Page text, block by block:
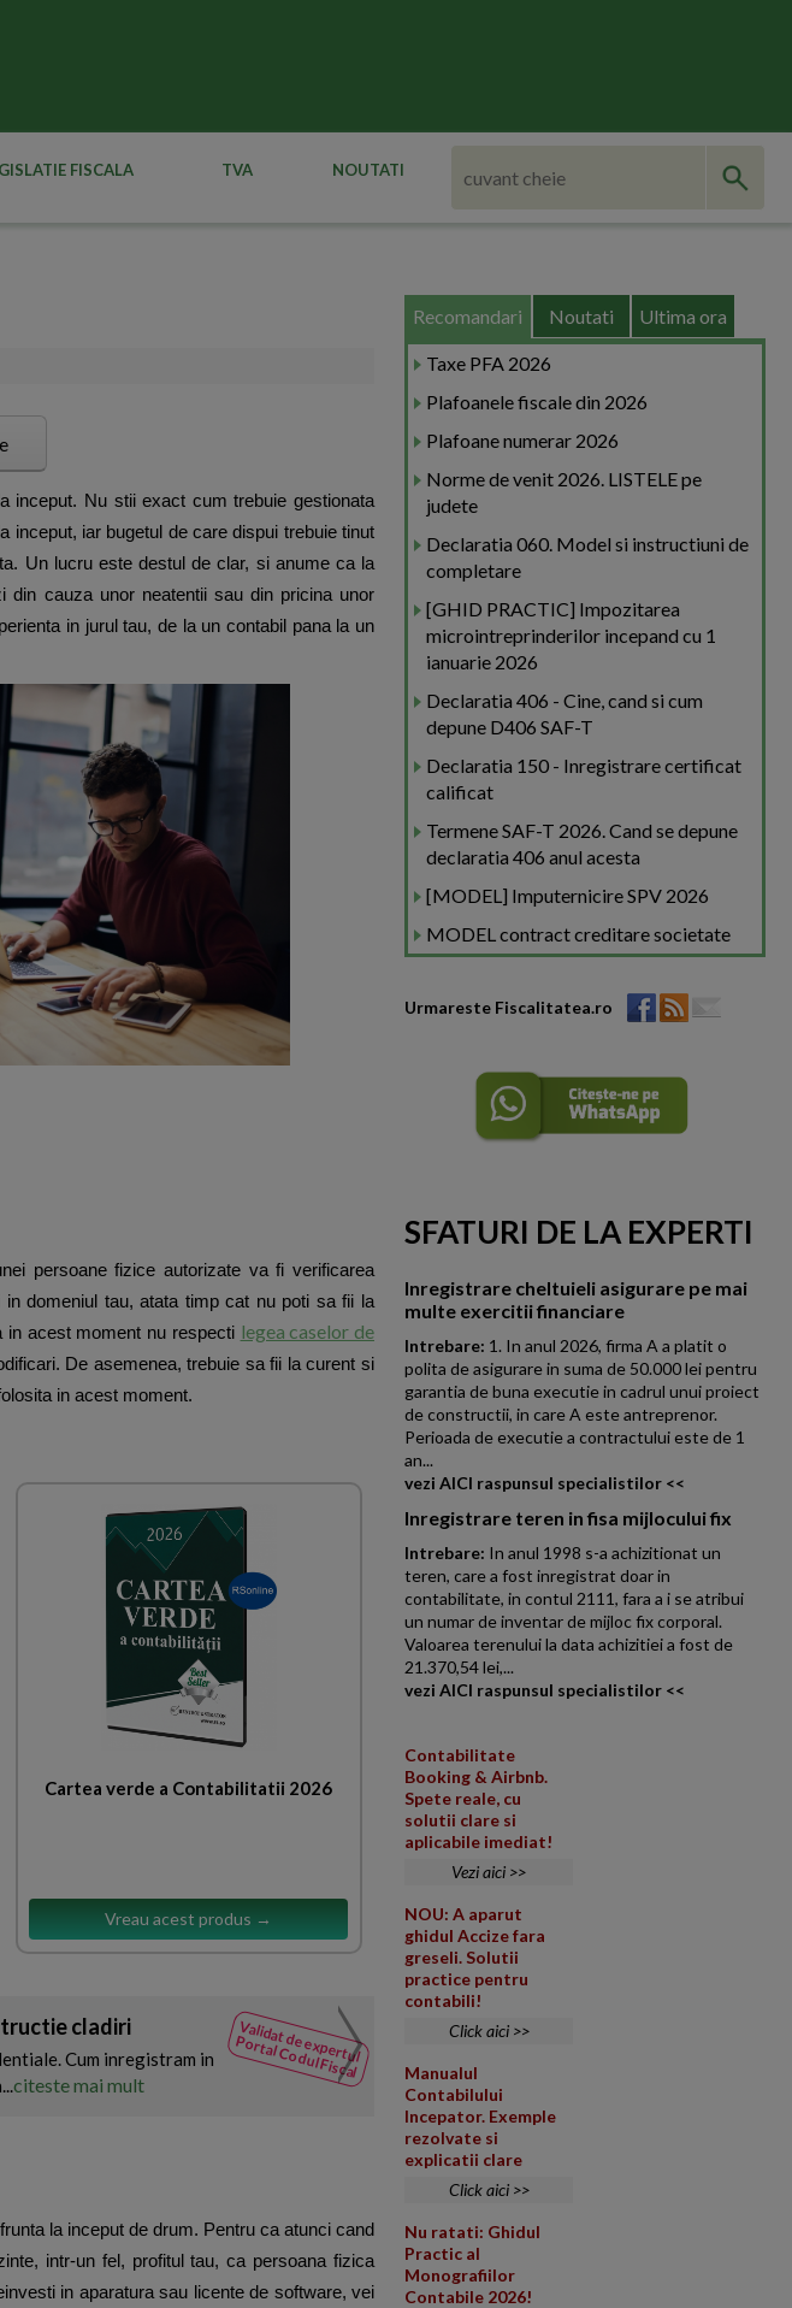
FISCALA TVA NOUTATI
inceput. Nu stii exact cum trebuie gestionata
inceput, iar bugetul de care dispui trebuie tinut
Un lucru este destul de clar, si anume ca la
din cauza unor neatentii sau din pricina unor
in jurul tau, de la un contabil pana la un
persoane fizice autorizate va fi verificarea
domeniul tau, atata timp cat nu poti sa fii la
in acest moment nu respecti legea caselor de
De asemenea, trebuie sa fii la curent si
in acest moment.
Cartea verde a Contabilitatii 2026
Vreau acest produs →
Validat de expertul
Portal Codul Fiscal
cladiri
Cum inregistram in
citeste mai mult
NOUTATI
Fiscal
la inceput de drum. Pentru ca atunci cand
intr-un fel, profitul tau, ca persoana fizica
in aparatura sau licente de software, vei
Recomandari Noutati Ultima ora
Taxe PFA 2026
Plafoanele fiscale din 2026
Plafoane numerar 2026
Norme de venit 2026. LISTELE pe
judete
Declaratia 060. Model si instructiuni de
completare
[GHID PRACTIC] Impozitarea
microintreprinderilor incepand cu 1
ianuarie 2026
Declaratia 406 - Cine, cand si cum
depune D406 SAF-T
Declaratia 150 - Inregistrare certificat
calificat
Termene SAF-T 2026. Cand se depune
declaratia 406 anul acesta
[MODEL] Imputernicire SPV 2026
MODEL contract creditare societate
Urmareste Fiscalitatea.ro
SFATURI DE LA EXPERTI
Inregistrare cheltuieli asigurare pe mai
multe exercitii financiare
Intrebare: 1. In anul 2026, firma A a platit o
polita de asigurare in suma de 50.000 lei pentru
garantia de buna executie in cadrul unui proiect
de constructii, in care A este antreprenor.
Perioada de executie a contractului este de 1
an...
vezi AICI raspunsul specialistilor <<
Inregistrare teren in fisa mijlocului fix
Intrebare: In anul 1998 s-a achizitionat un
teren, care a fost inregistrat doar in
contabilitate, in contul 2111, fara a i se atribui
un numar de inventar de mijloc fix corporal.
Valoarea terenului la data achizitiei a fost de
21.370,54 lei,...
vezi AICI raspunsul specialistilor <<
Contabilitate
Booking & Airbnb.
Spete reale, cu
solutii clare si
aplicabile imediat!
Vezi aici >>
NOU: A aparut
ghidul Accize fara
greseli. Solutii
practice pentru
contabili!
Click aici >>
Manualul
Contabilului
Incepator. Exemple
rezolvate si
explicatii clare
Click aici >>
Nu ratati: Ghidul
Practic al
Monografiilor
Contabile 2026!